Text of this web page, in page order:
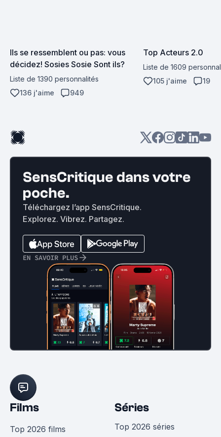
Ils se ressemblent ou pas: vous
décidez! Sosies Sosie Sont ils?
Liste de 1390 personnalités
136 j'aime
949
Top Acteurs 2.0
Liste de 1609
105 j'aime
19
SensCritique dans votre
poche.
Téléchargez l’app SensCritique.
Explorez. Vibrez. Partagez.
EN SAVOIR PLUS
Films
Top 2026 films
Séries
Top 2026 séries